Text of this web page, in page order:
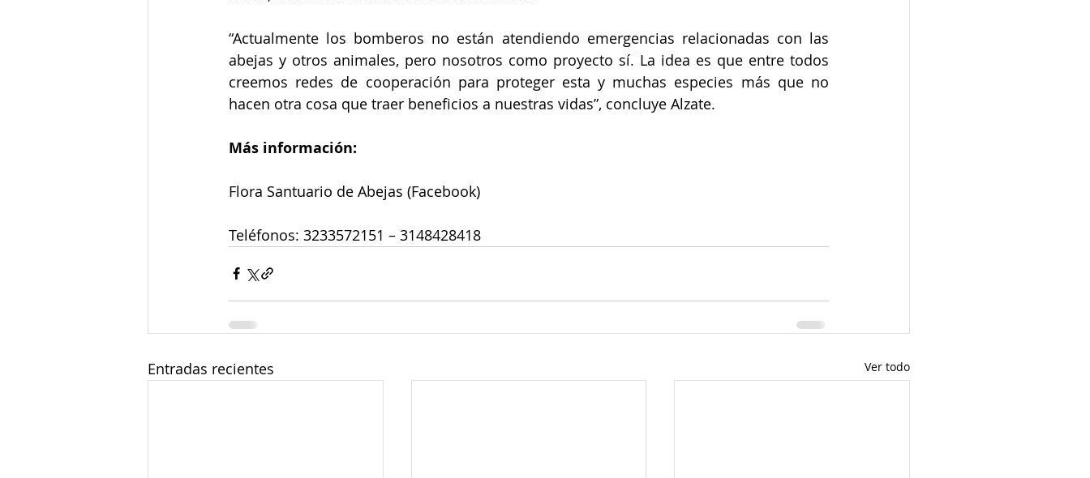
“Actualmente los bomberos no están atendiendo emergencias relacionadas con las
abejas y otros animales, pero nosotros como proyecto sí. La idea es que entre todos
creemos redes de cooperación para proteger esta y muchas especies más que no
hacen otra cosa que traer beneficios a nuestras vidas”, concluye Alzate.
Más información:
Flora Santuario de Abejas (Facebook)
Teléfonos: 3233572151 – 3148428418
Entradas recientes Ver todo